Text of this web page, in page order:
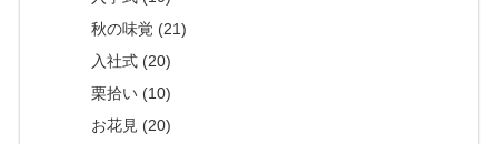
秋の味覚 (21)
入社式 (20)
栗拾い (10)
お花見 (20)